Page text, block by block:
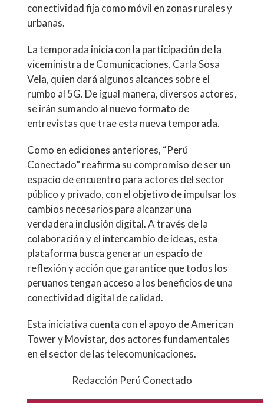
conectividad fija como móvil en zonas rurales y
urbanas.
La temporada inicia con la participación de la
viceministra de Comunicaciones, Carla Sosa
Vela, quien dará algunos alcances sobre el
rumbo al 5G. De igual manera, diversos actores,
se irán sumando al nuevo formato de
entrevistas que trae esta nueva temporada.
Como en ediciones anteriores, “Perú
Conectado” reafirma su compromiso de ser un
espacio de encuentro para actores del sector
público y privado, con el objetivo de impulsar los
cambios necesarios para alcanzar una
verdadera inclusión digital. A través de la
colaboración y el intercambio de ideas, esta
plataforma busca generar un espacio de
reflexión y acción que garantice que todos los
peruanos tengan acceso a los beneficios de una
conectividad digital de calidad.
Esta iniciativa cuenta con el apoyo de American
Tower y Movistar, dos actores fundamentales
en el sector de las telecomunicaciones.
Redacción Perú Conectado